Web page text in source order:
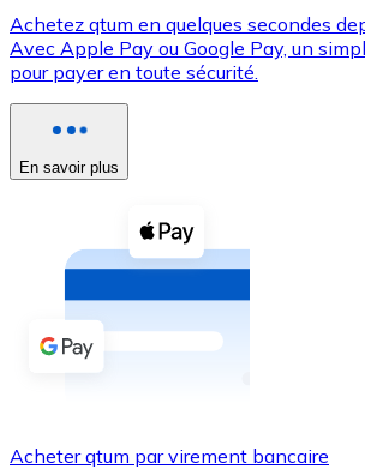
XRP
XRP
Voir toutes
Coupons crypto
Achetez des cryptomonnaies en
Acheter avec espèces
Virement SEPA
Achetez qtum en quelques secondes
Avec Apple Pay ou Google Pay, un
pour payer en toute sécurité.
En savoir plus
Acheter qtum par virement bancaire